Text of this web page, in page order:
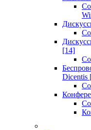
[14]
Dicentis